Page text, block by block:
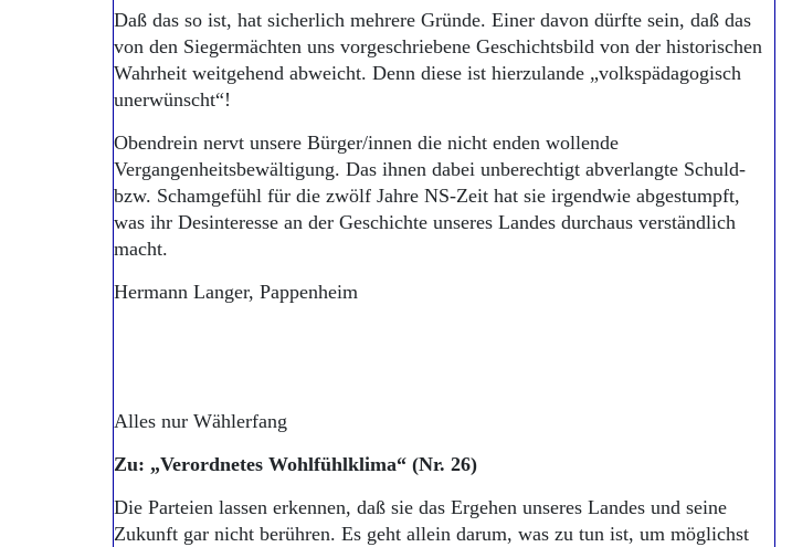
Daß das so ist, hat sicherlich mehrere Gründe. Einer davon dürfte sein, daß das
von den Siegermächten uns vorgeschriebene Geschichtsbild von der historischen
Wahrheit weitgehend abweicht. Denn diese ist hierzulande „volkspädagogisch
unerwünscht“!
Obendrein nervt unsere Bürger/innen die nicht enden wollende
Vergangenheitsbewältigung. Das ihnen dabei unberechtigt abverlangte Schuld-
bzw. Schamgefühl für die zwölf Jahre NS-Zeit hat sie irgendwie abgestumpft,
was ihr Desinteresse an der Geschichte unseres Landes durchaus verständlich
macht.
Hermann Langer, Pappenheim
Alles nur Wählerfang
Zu: „Verordnetes Wohlfühlklima“ (Nr. 26)
Die Parteien lassen erkennen, daß sie das Ergehen unseres Landes und seine
Zukunft gar nicht berühren. Es geht allein darum, was zu tun ist, um möglichst